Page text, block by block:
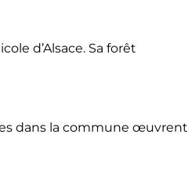
d’Alsace. Sa forêt
dans la commune œuvrent